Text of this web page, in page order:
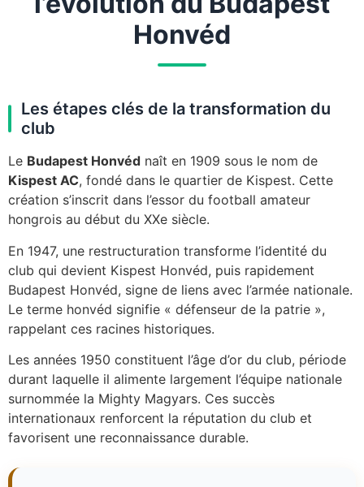
Honvéd
Les étapes clés de la transformation du
club
Le Budapest Honvéd naît en 1909 sous le nom de
Kispest AC, fondé dans le quartier de Kispest. Cette
création s’inscrit dans l’essor du football amateur
hongrois au début du XXe siècle.
En 1947, une restructuration transforme l’identité du
club qui devient Kispest Honvéd, puis rapidement
Budapest Honvéd, signe de liens avec l’armée nationale.
Le terme honvéd signifie « défenseur de la patrie »,
rappelant ces racines historiques.
Les années 1950 constituent l’âge d’or du club, période
durant laquelle il alimente largement l’équipe nationale
surnommée la Mighty Magyars. Ces succès
internationaux renforcent la réputation du club et
favorisent une reconnaissance durable.